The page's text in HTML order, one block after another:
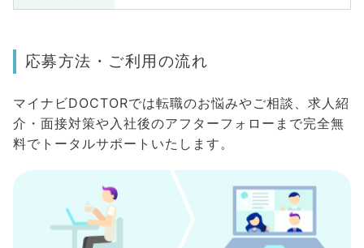
応募方法・ご利用の流れ
マイナビDOCTORでは転職のお悩みやご相談、求人紹
介・面接対策や入社後のアフターフォローまで完全無
料でトータルサポートいたします。